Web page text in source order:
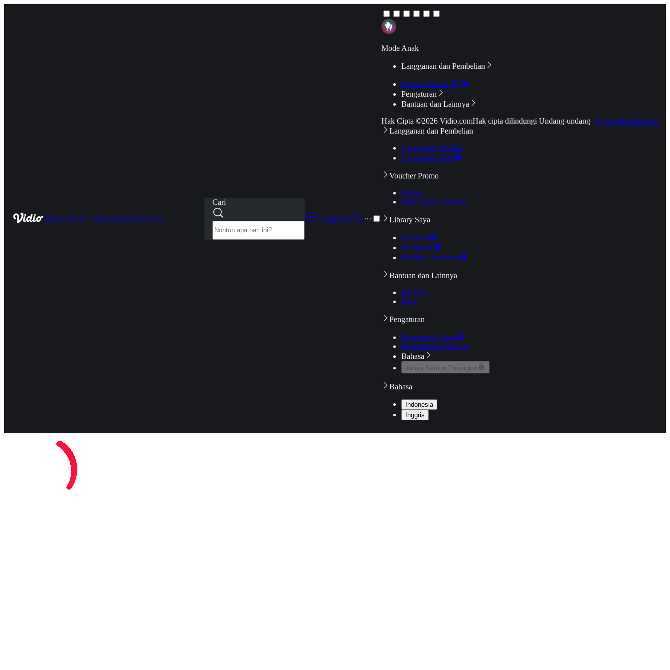
HomeLiveTV ShowSportsKidsNews
Cari
Langganan
···
Mode Anak
Langganan dan Pembelian
Hubungkan ke TV
Pengaturan
Bantuan dan Lainnya
Hak Cipta ©2026 Vidio.comHak cipta dilindungi Undang-undang | Syarat & Ketentuan
Langganan dan Pembelian
Langganan Premier
Langganan Aktif
Voucher Promo
Promo
Pakai Kode Voucher
Library Saya
Daftarku
Mengikuti
Riwayat Tontonan
Bantuan dan Lainnya
Bantuan
Blog
Pengaturan
Pengaturan Akun
Pemeriksaan Jaringan
Bahasa
Keluar Semua Perangkat
Bahasa
Indonesia
Inggris